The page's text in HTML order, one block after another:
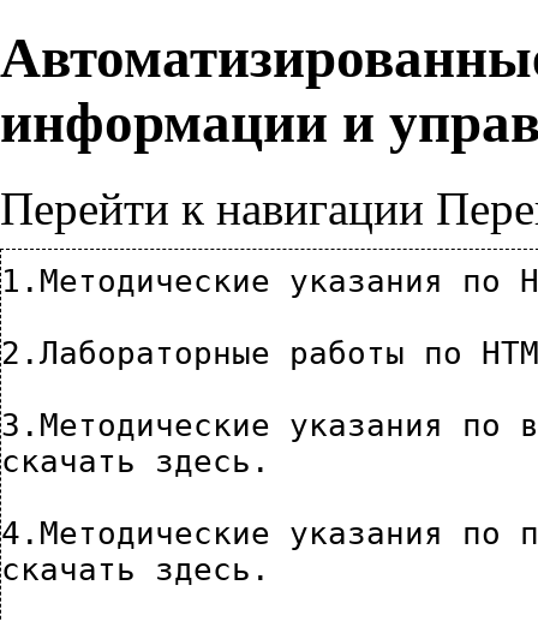
информации и
Перейти к навигации
1.Методические указания по
2.Лабораторные работы по
скачать здесь .
скачать здесь .